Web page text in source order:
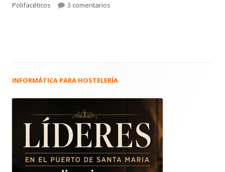
Polifacéticos 3 comentarios
Barra
principal
INFORMÁTICA PARA HOSTELERÍA